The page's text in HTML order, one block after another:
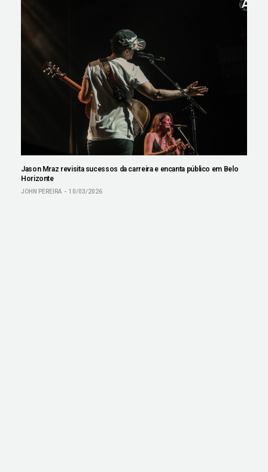
Jason Mraz revisita sucessos da carreira e encanta público em Belo
Horizonte
JOHN PEREIRA 10/03/2026